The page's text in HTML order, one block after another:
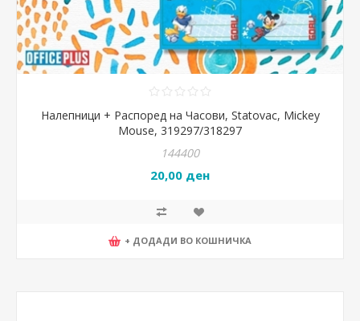
Налепници + Распоред на Часови, Statovac, Mickey
Mouse, 319297/318297
144400
20,00 ден
+ ДОДАДИ ВО КОШНИЧКА